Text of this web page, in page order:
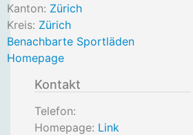
Kanton: Zürich
Kreis: Zürich
Benachbarte Sportläden
Homepage
Kontakt
Telefon:
Homepage: Link